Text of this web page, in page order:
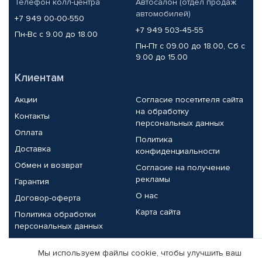
+7 949 00-00-550
Пн-Вс с 9.00 до 18.00
автомобилей)
+7 949 503-45-55
Пн-Пт с 09.00 до 18.00, Сб с
9.00 до 15.00
Клиентам
Акции
Контакты
Оплата
Доставка
Обмен и возврат
Гарантия
Договор-оферта
Политика обработки
персональных данных
Согласие посетителя сайта
на обработку
персональных данных
Политика
конфиденциальности
Согласие на получение
рекламы
О нас
Карта сайта
Партнерам
Мы используем файлы cookie, чтобы улучшить ваш